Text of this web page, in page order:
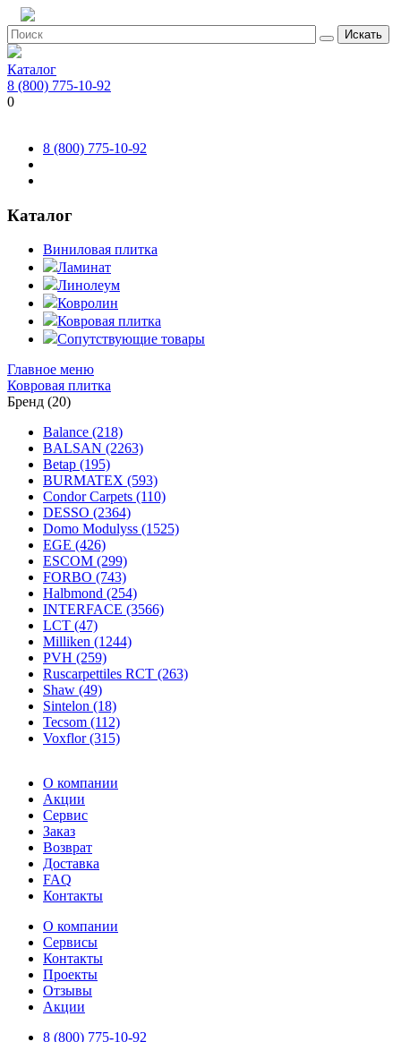
Искать
Каталог
8 (800) 775-10-92
0
8 (800) 775-10-92
Каталог
Виниловая плитка
Ламинат
Линолеум
Ковролин
Ковровая плитка
Сопутствующие товары
Главное меню
Ковровая плитка
Бренд (20)
Balance (218)
BALSAN (2263)
Betap (195)
BURMATEX (593)
Condor Carpets (110)
DESSO (2364)
Domo Modulyss (1525)
EGE (426)
ESCOM (299)
FORBO (743)
Halbmond (254)
INTERFACE (3566)
LCT (47)
Milliken (1244)
PVH (259)
Ruscarpettiles RCT (263)
Shaw (49)
Sintelon (18)
Tecsom (112)
Voxflor (315)
О компании
Акции
Сервис
Заказ
Возврат
Доставка
FAQ
Контакты
О компании
Сервисы
Контакты
Проекты
Отзывы
Акции
8 (800) 775-10-92